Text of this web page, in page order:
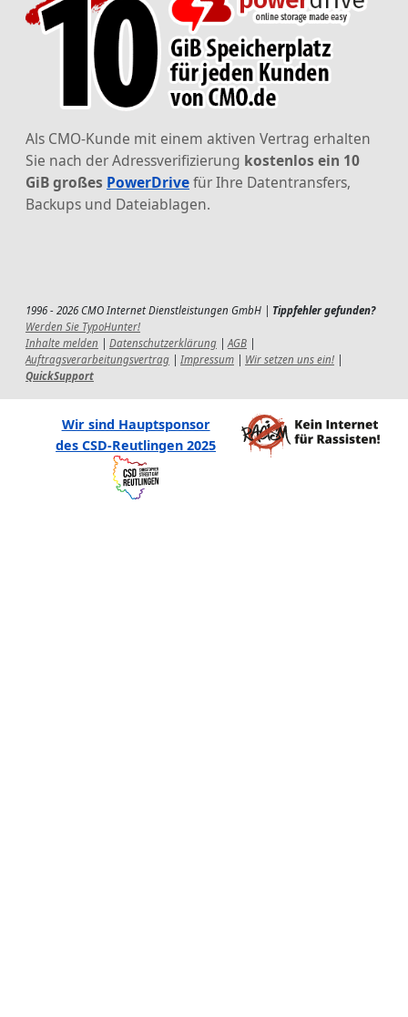
Als CMO-Kunde mit einem aktiven Vertrag erhalten
Sie nach der Adressverifizierung kostenlos ein 10
GiB großes PowerDrivefür Ihre Datentransfers,
Backups und Dateiablagen.
1996 - 2026 CMO Internet Dienstleistungen GmbH | Tippfehler gefunden?
Werden Sie TypoHunter!
Inhalte melden
Datenschutzerklärung AGB
Auftragsverarbeitungsvertrag
Impressum Wir setzen uns ein!
QuickSupport
Wir sind Hauptsponsor
des CSD-Reutlingen 2025